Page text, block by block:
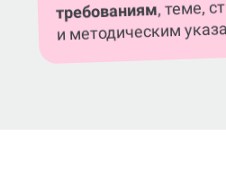
требованиям
и методическим